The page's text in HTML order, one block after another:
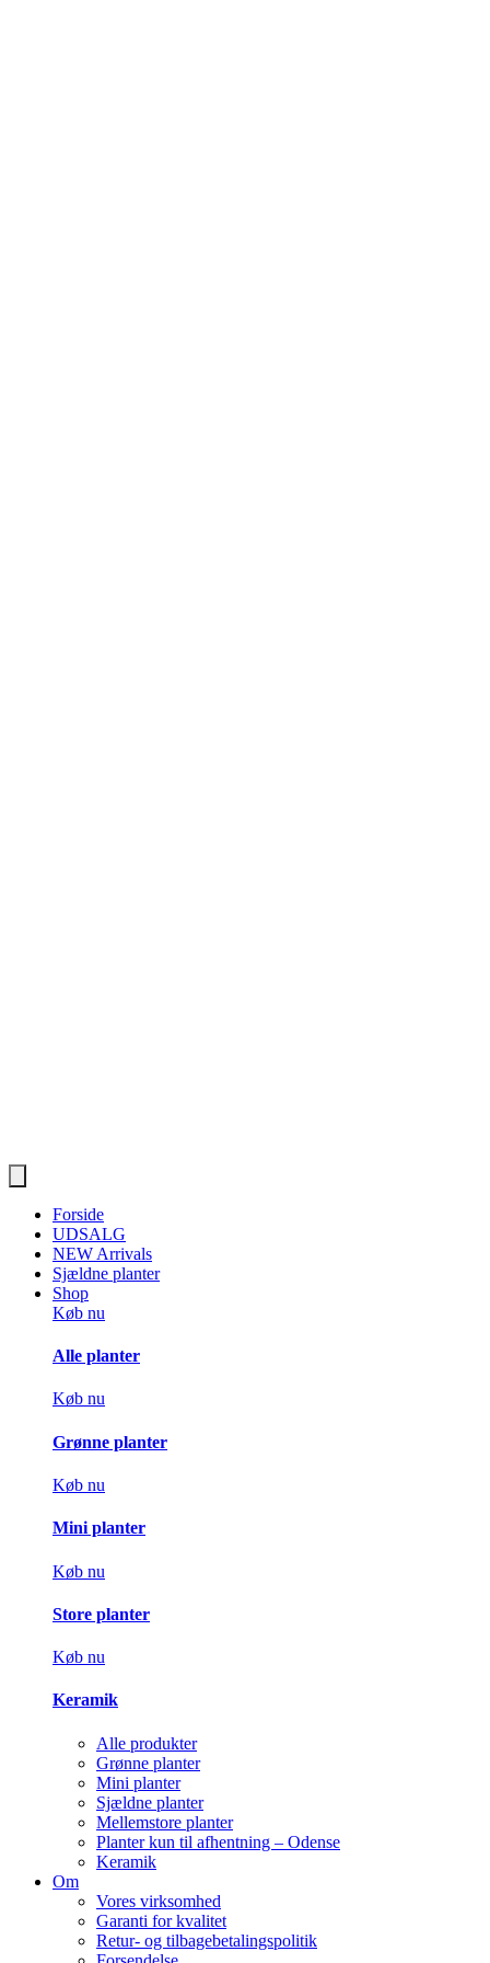
Forside
UDSALG
NEW Arrivals
Sjældne planter
Shop
Køb nu
Alle planter
Køb nu
Grønne planter
Køb nu
Mini planter
Køb nu
Store planter
Køb nu
Keramik
Alle produkter
Grønne planter
Mini planter
Sjældne planter
Mellemstore planter
Planter kun til afhentning – Odense
Keramik
Om
Vores virksomhed
Garanti for kvalitet
Retur- og tilbagebetalingspolitik